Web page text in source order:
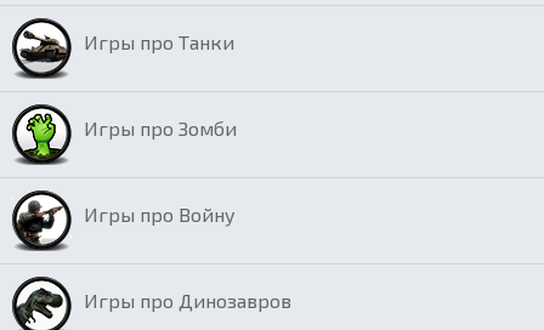
Игры про Танки
Игры про Зомби
Игры про Войну
Игры про Динозавров